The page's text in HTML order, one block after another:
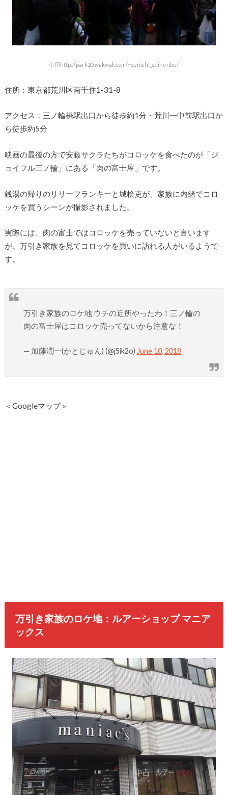
引用http://park20.wakwak.com/~senichi_seinenbu/
住所：東京都荒川区南千住1-31-8
アクセス：三ノ輪橋駅出口から徒歩約1分・荒川一中前駅出口か
ら徒歩約5分
映画の最後の方で安藤サクラたちがコロッケを食べたのが「ジ
ョイフル三ノ輪」にある「肉の富士屋」です。
銭湯の帰りのリリーフランキーと城桧吏が、家族に内緒でコロ
ッケを買うシーンが撮影されました。
実際には、肉の富士ではコロッケを売っていないと言います
が、万引き家族を見てコロッケを買いに訪れる人がいるようで
す。
万引き家族のロケ地 ウチの近所やったわ！三ノ輪の
肉の富士屋はコロッケ売ってないから注意な！
— 加藤潤一(かとじゅん) (@j5ik2o) June 10, 2018
＜Googleマップ＞
万引き家族のロケ地：ルアーショップ マニア
ックス